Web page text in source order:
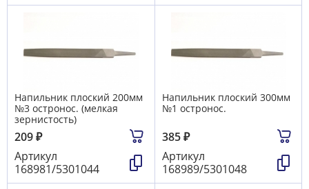
Напильник плоский 200мм
№3 остронос. (мелкая
зернистость)
209₽
Артикул
168981/5301044
Напильник плоский 300мм
№1 остронос.
385₽
Артикул
168989/5301048